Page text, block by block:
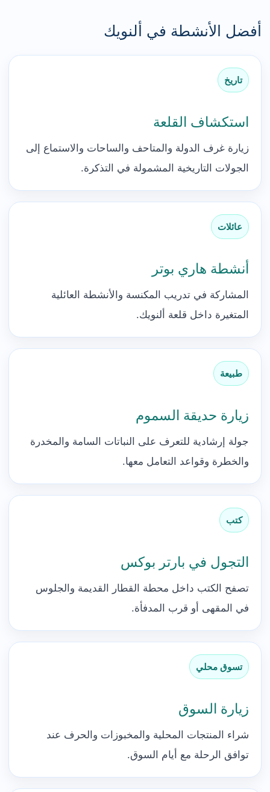
أفضل الأنشطة في ألنويك
تاريخ
استكشاف القلعة
زيارة غرف الدولة والمتاحف والساحات والاستماع إلى
الجولات التاريخية المشمولة في التذكرة.
عائلات
أنشطة هاري بوتر
المشاركة في تدريب المكنسة والأنشطة العائلية
المتغيرة داخل قلعة ألنويك.
طبيعة
زيارة حديقة السموم
جولة إرشادية للتعرف على النباتات السامة والمخدرة
والخطرة وقواعد التعامل معها.
كتب
التجول في بارتر بوكس
تصفح الكتب داخل محطة القطار القديمة والجلوس
في المقهى أو قرب المدفأة.
تسوق محلي
زيارة السوق
شراء المنتجات المحلية والمخبوزات والحرف عند
توافق الرحلة مع أيام السوق.